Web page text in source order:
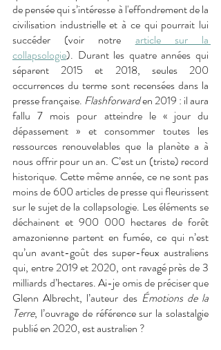
de pensée qui s’intéresse à l'effondrement de la
civilisation industrielle et à ce qui pourrait lui
succéder (voir notre article sur la
collapsologie). Durant les quatre années qui
séparent 2015 et 2018, seules 200
occurrences du terme sont recensées dans la
presse française. Flashforward en 2019 : il aura
fallu 7 mois pour atteindre le « jour du
dépassement » et consommer toutes les
ressources renouvelables que la planète a à
nous offrir pour un an. C’est un (triste) record
historique. Cette même année, ce ne sont pas
moins de 600 articles de presse qui fleurissent
sur le sujet de la collapsologie. Les éléments se
déchainent et 900 000 hectares de forêt
amazonienne partent en fumée, ce qui n’est
qu’un avant-goût des super-feux australiens
qui, entre 2019 et 2020, ont ravagé près de 3
milliards d’hectares. Ai-je omis de préciser que
Glenn Albrecht, l’auteur des Émotions de la
Terre, l’ouvrage de référence sur la solastalgie
publié en 2020, est australien ?